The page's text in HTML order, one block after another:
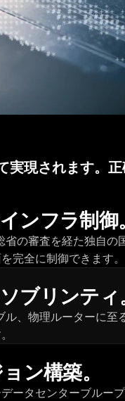
現されます。
実現されます。
ンフラ制御。
の審査を経た独自
完全に制御できます。
ブリンティ
、物理ルーターに至
ン構築。
ータセンターブルー